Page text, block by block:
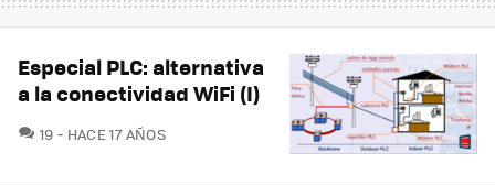
Especial PLC: alternativa
a la conectividad WiFi (I)
19 COMENTARIOS
HACE 17 AÑOS